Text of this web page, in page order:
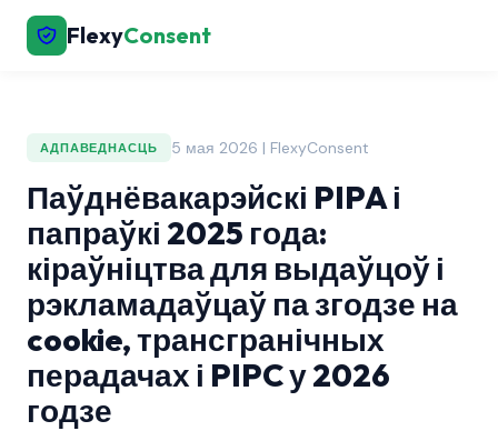
FlexyConsent
АДПАВЕДНАСЦЬ 5 мая 2026 | FlexyConsent
Паўднёвакарэйскі PIPA і
папраўкі 2025 года:
кіраўніцтва для выдаўцоў і
рэкламадаўцаў па згодзе на
cookie, трансгранічных
перадачах і PIPC у 2026
годзе